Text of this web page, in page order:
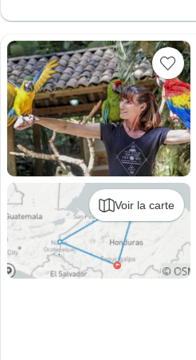
Voir la carte